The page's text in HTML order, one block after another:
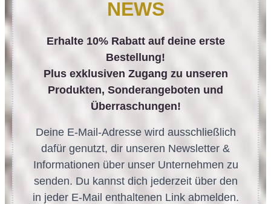
NEWS
Erhalte 10% Rabatt auf deine erste
Bestellung!
Plus exklusiven Zugang zu unseren
Produkten, Sonderangeboten und
Überraschungen!
Deine E-Mail-Adresse wird ausschließlich
dafür genutzt, dir unseren Newsletter &
Informationen über unser Unternehmen zu
senden. Du kannst dich jederzeit über den
in jeder E-Mail enthaltenen Link abmelden.